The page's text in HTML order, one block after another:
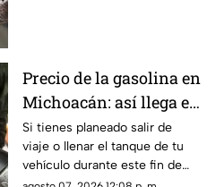
Precio de la gasolina en
Michoacán: así llega el
combustible este fin de
semana
Si tienes planeado salir de
viaje o llenar el tanque de tu
vehículo durante este fin de
semana, el precio de la